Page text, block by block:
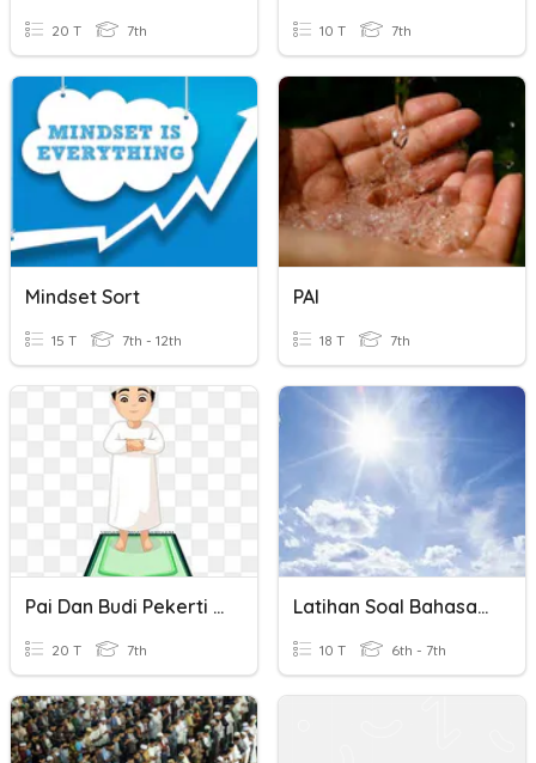
20 T 7th 10 T 7th
Mindset Sort
15 T 7th - 12th
PAI
18 T 7th
Pai Dan Budi Pekerti Kelas III Materi Ayo Belajar Surah AKau
20 T 7th
Latihan Soal Bahasa Indonesia Tema 3 Subtema 1 Dan 2
10 T 6th - 7th